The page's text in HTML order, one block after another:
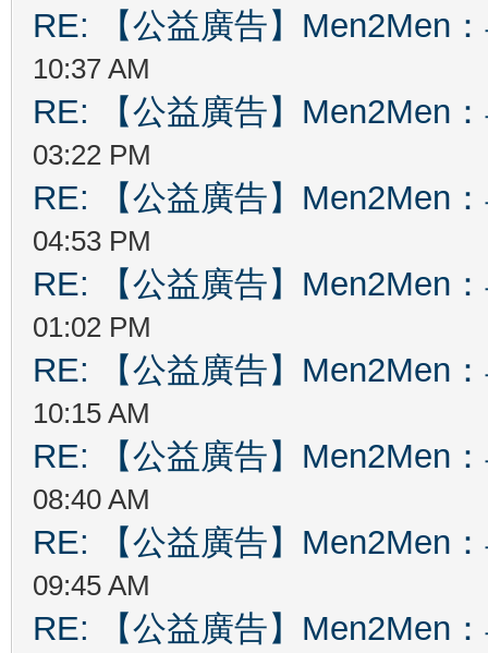
RE: 【公益廣告】Men2Men
10:37 AM
RE: 【公益廣告】Men2Men
03:22 PM
RE: 【公益廣告】Men2Men
04:53 PM
RE: 【公益廣告】Men2Men
01:02 PM
RE: 【公益廣告】Men2Men
10:15 AM
RE: 【公益廣告】Men2Men
08:40 AM
RE: 【公益廣告】Men2Men
09:45 AM
RE: 【公益廣告】Men2Men